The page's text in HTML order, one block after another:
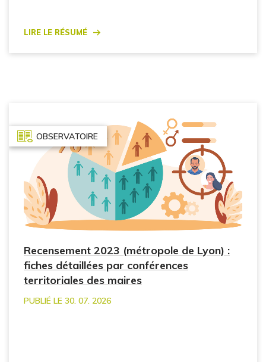
Lire le résumé
OBSERVATOIRE
Recensement 2023 (métropole de Lyon) :
fiches détaillées par conférences
territoriales des maires
PUBLIÉ LE 30. 07. 2026